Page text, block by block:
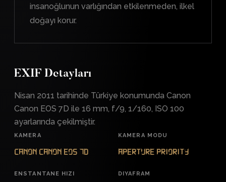
insanoğlunun varlığından etkilenmeden, ilkel
doğayı korur.
EXIF Detayları
Nisan 2011 tarihinde Türkiye konumunda Canon
Canon EOS 7D ile 16 mm, f/9, 1/160, ISO 100
ayarlarında çekilmiştir.
KAMERA
Canon Canon EOS 7D
KAMERA MODU
Aperture Priority
ENSTANTANE HIZI DIYAFRAM